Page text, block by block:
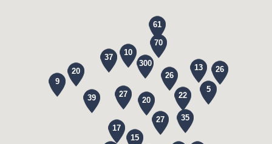
35
70
27
26
37
17
20
15
22
300
20
9
27
39
13
61
26
10
5